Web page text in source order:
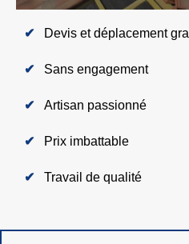
Devis et déplacement
Sans engagement
Artisan passionné
Prix imbattable
Travail de qualité